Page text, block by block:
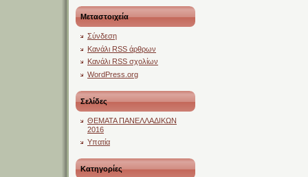
Μεταστοιχεία
Σύνδεση
Κανάλι RSS άρθρων
Κανάλι RSS σχολίων
WordPress.org
Σελίδες
ΘΕΜΑΤΑ ΠΑΝΕΛΛΑΔΙΚΩΝ
2016
Υπατία
Kατηγορίες